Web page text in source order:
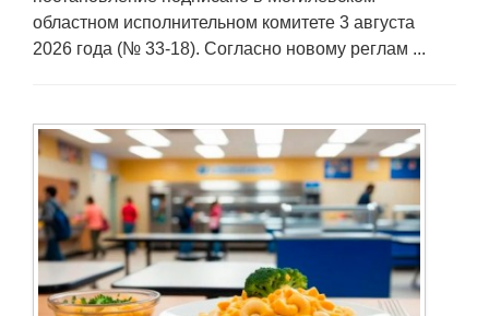
областном исполнительном комитете 3 августа
2026 года (№ 33-18). Согласно новому реглам ...